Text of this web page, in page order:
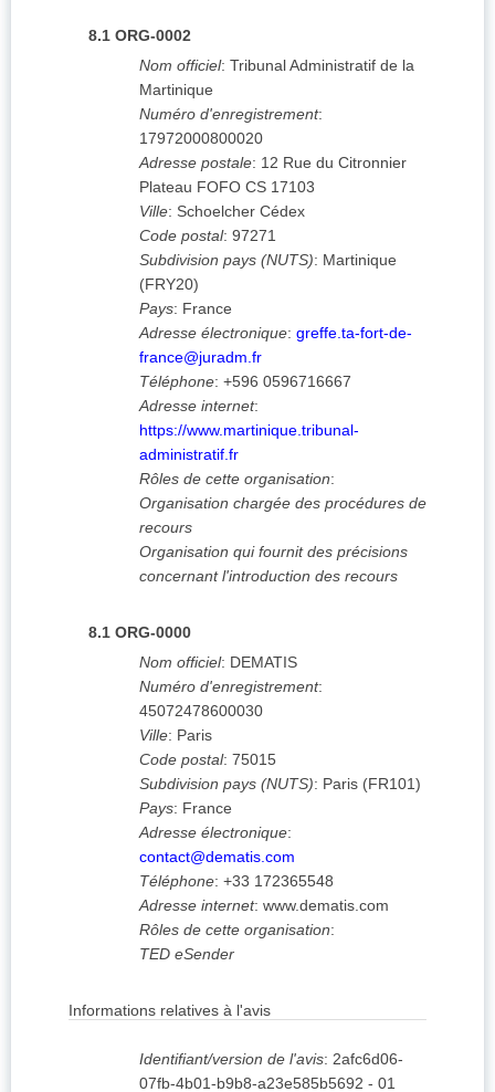
8.1 ORG-0002
Nom officiel: Tribunal Administratif de la
Martinique
Numéro d'enregistrement:
17972000800020
Adresse postale: 12 Rue du Citronnier
Plateau FOFO CS 17103
Ville: Schoelcher Cédex
Code postal: 97271
Subdivision pays (NUTS): Martinique
(FRY20)
Pays: France
Adresse électronique: greffe.ta-fort-de-
france@juradm.fr
Téléphone: +596 0596716667
Adresse internet:
https://www.martinique.tribunal-
administratif.fr
Rôles de cette organisation:
Organisation chargée des procédures de
recours
Organisation qui fournit des précisions
concernant l'introduction des recours
8.1 ORG-0000
Nom officiel: DEMATIS
Numéro d'enregistrement:
45072478600030
Ville: Paris
Code postal: 75015
Subdivision pays (NUTS): Paris (FR101)
Pays: France
Adresse électronique:
contact@dematis.com
Téléphone: +33 172365548
Adresse internet: www.dematis.com
Rôles de cette organisation:
TED eSender
Informations relatives à l'avis
Identifiant/version de l'avis: 2afc6d06-
07fb-4b01-b9b8-a23e585b5692 - 01